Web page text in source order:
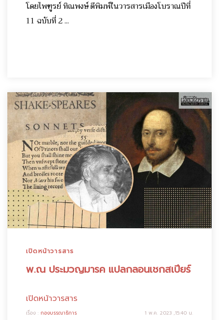
โดยไพฑูรย์ ทิณพงษ์ ตีพิมพ์ในวารสารเมืองโบราณปีที่
11 ฉบับที่ 2 ...
เปิดหน้าวารสาร
พ.ณ ประมวญมารค แปลกลอนเชกสเปียร์
เปิดหน้าวารสาร
เรื่อง : กองบรรณาธิการ 1 พ.ค. 2023 ,15:40 น.